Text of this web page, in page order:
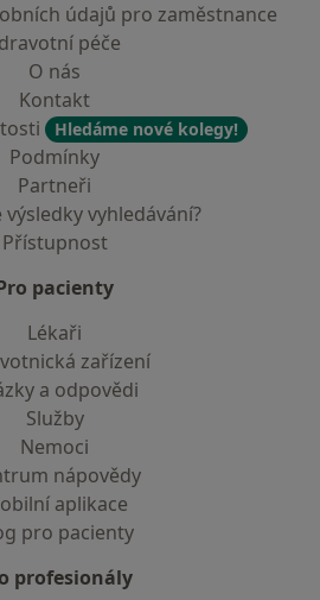
údajů pro zaměstnance
péče
O nás
Kontakt
Hledáme nové kolegy!
Podmínky
Partneři
výsledky vyhledávání?
Přístupnost
pacienty
Lékaři
zařízení
a odpovědi
Služby
Nemoci
nápovědy
aplikace
pro pacienty
profesionály